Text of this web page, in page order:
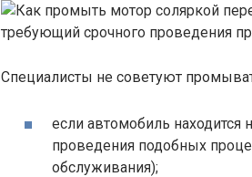
требующий срочного проведения
Специалисты не советуют
если автомобиль находится
проведения подобных
обслуживания);